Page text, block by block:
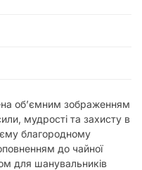
об’ємним зображенням
мудрості та захисту в
благородному
до чайної
для шанувальників